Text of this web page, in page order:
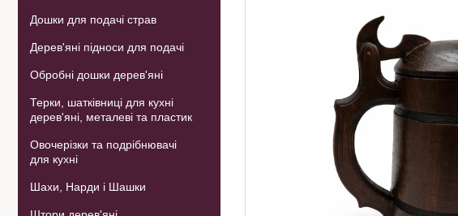
Дошки для подачі страв
Дерев'яні підноси для подачі
Обробні дошки дерев'яні
Терки, шатківниці для кухні
дерев'яні, металеві та пластик
Овочерізки та подрібнювачі
для кухні
Шахи, Нарди і Шашки